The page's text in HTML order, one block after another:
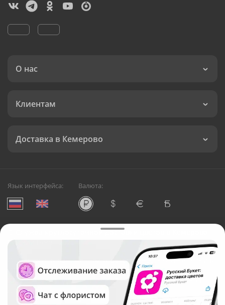
О нас
Клиентам
Доставка в Кемерово
Язык интерфейса: Валюта:
Служба круглосуточной доставки цветов в Кемерово
Русский Букет, 2026
Общество с ограниченной ответственностью «Технология»
ОГРН: 1195476081745, ИНН: 5410081997
Юридический адрес: г. Новосибирск, ул. Ипподромская,
д.42, оф. 3